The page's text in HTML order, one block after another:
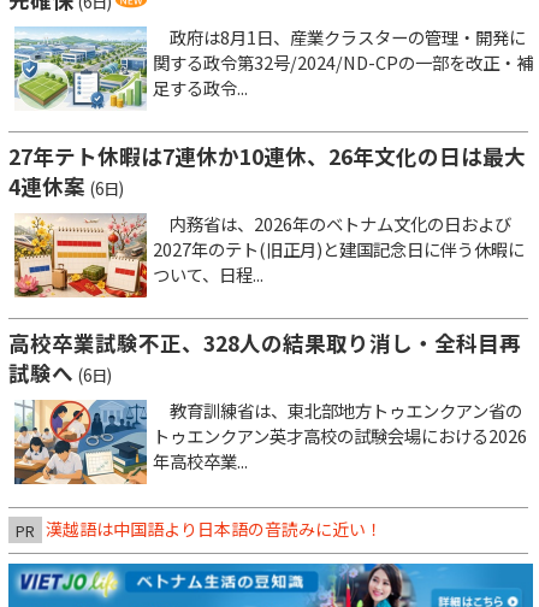
政府は8月1日、産業クラスターの管理・開発に
関する政令第32号/2024/ND-CPの一部を改正・補
足する政令...
27年テト休暇は7連休か10連休、26年文化の日は最大
4連休案 (6日)
内務省は、2026年のベトナム文化の日および
2027年のテト(旧正月)と建国記念日に伴う休暇に
ついて、日程...
高校卒業試験不正、328人の結果取り消し・全科目再
試験へ (6日)
教育訓練省は、東北部地方トゥエンクアン省の
トゥエンクアン英才高校の試験会場における2026
年高校卒業...
PR 漢越語は中国語より日本語の音読みに近い！